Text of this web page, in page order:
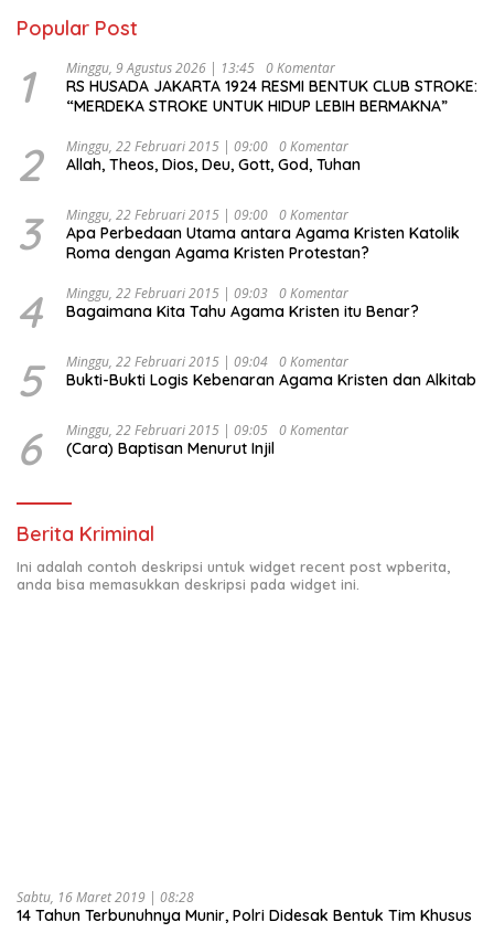
Popular Post
1 Minggu, 9 Agustus 2026 | 13:45 0 Komentar
RS HUSADA JAKARTA 1924 RESMI BENTUK CLUB STROKE:
“MERDEKA STROKE UNTUK HIDUP LEBIH BERMAKNA”
2 Minggu, 22 Februari 2015 | 09:00 0 Komentar
Allah, Theos, Dios, Deu, Gott, God, Tuhan
3 Minggu, 22 Februari 2015 | 09:00 0 Komentar
Apa Perbedaan Utama antara Agama Kristen Katolik
Roma dengan Agama Kristen Protestan?
4 Minggu, 22 Februari 2015 | 09:03 0 Komentar
Bagaimana Kita Tahu Agama Kristen itu Benar?
5 Minggu, 22 Februari 2015 | 09:04 0 Komentar
Bukti-Bukti Logis Kebenaran Agama Kristen dan Alkitab
6 Minggu, 22 Februari 2015 | 09:05 0 Komentar
(Cara) Baptisan Menurut Injil
Berita Kriminal
Ini adalah contoh deskripsi untuk widget recent post wpberita,
anda bisa memasukkan deskripsi pada widget ini.
Sabtu, 16 Maret 2019 | 08:28
14 Tahun Terbunuhnya Munir, Polri Didesak Bentuk Tim Khusus